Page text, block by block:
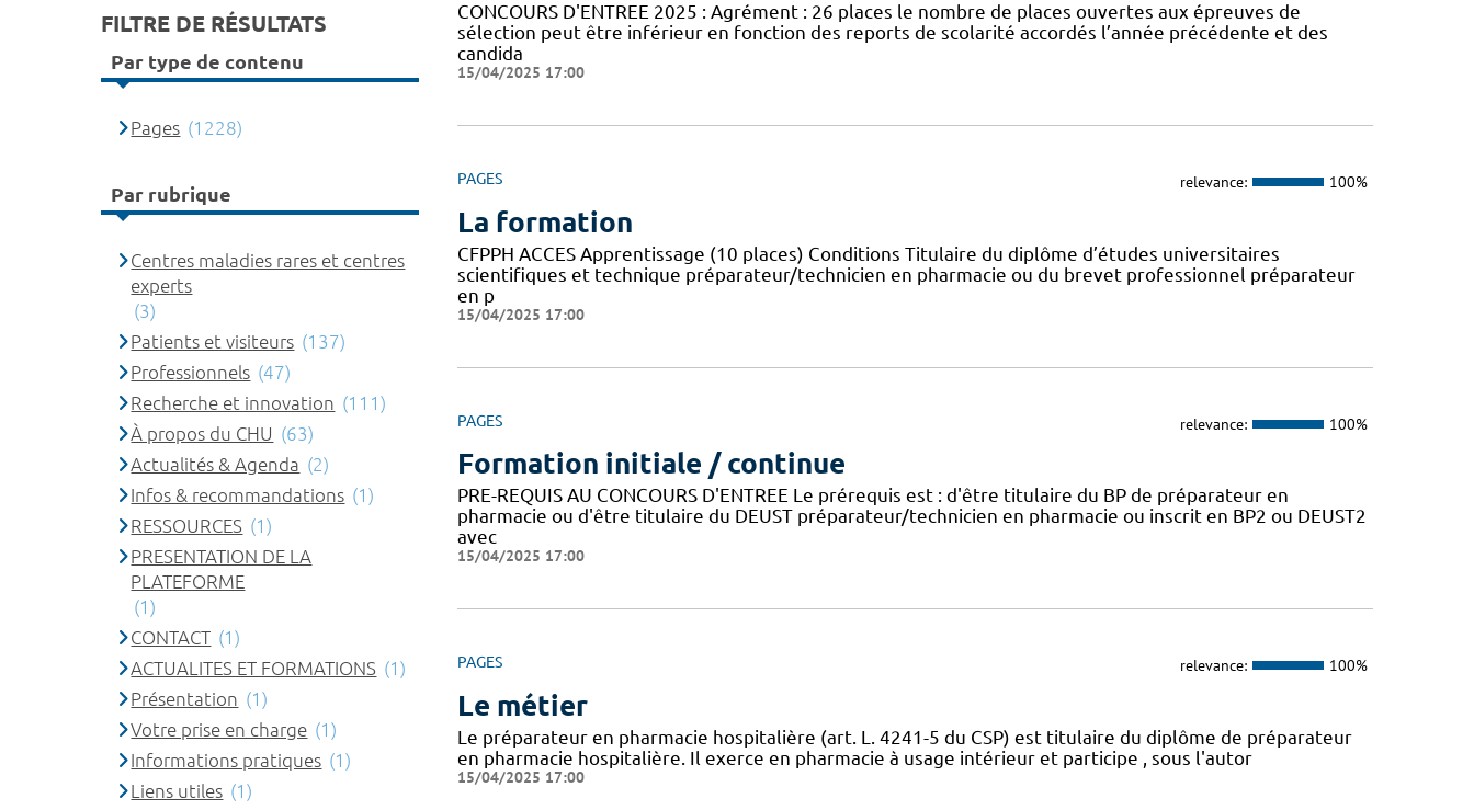
CONCOURS D'ENTREE 2025 : Agrément : 26 places le nombre de places ouvertes aux épreuves de
sélection peut être inférieur en fonction des reports de scolarité accordés l’année précédente et des
candida
15/04/2025 17:00
PAGES relevance: 100%
La formation
CFPPH ACCES Apprentissage (10 places) Conditions Titulaire du diplôme d’études universitaires
scientifiques et technique préparateur/technicien en pharmacie ou du brevet professionnel préparateur
en p
15/04/2025 17:00
PAGES relevance: 100%
Formation initiale / continue
PRE-REQUIS AU CONCOURS D'ENTREE Le prérequis est : d'être titulaire du BP de préparateur en
pharmacie ou d'être titulaire du DEUST préparateur/technicien en pharmacie ou inscrit en BP2 ou DEUST2
avec
15/04/2025 17:00
PAGES relevance: 100%
Le métier
Le préparateur en pharmacie hospitalière (art. L. 4241-5 du CSP) est titulaire du diplôme de préparateur
en pharmacie hospitalière. Il exerce en pharmacie à usage intérieur et participe , sous l'autor
15/04/2025 17:00
FILTRE DE RÉSULTATS
Par type de contenu
Pages (1228)
Par rubrique
Centres maladies rares et centres
experts
(3)
Patients et visiteurs (137)
Professionnels (47)
Recherche et innovation (111)
À propos du CHU (63)
Actualités & Agenda (2)
Infos & recommandations (1)
RESSOURCES (1)
PRESENTATION DE LA
PLATEFORME
(1)
CONTACT (1)
ACTUALITES ET FORMATIONS (1)
Présentation (1)
Votre prise en charge (1)
Informations pratiques (1)
Liens utiles (1)